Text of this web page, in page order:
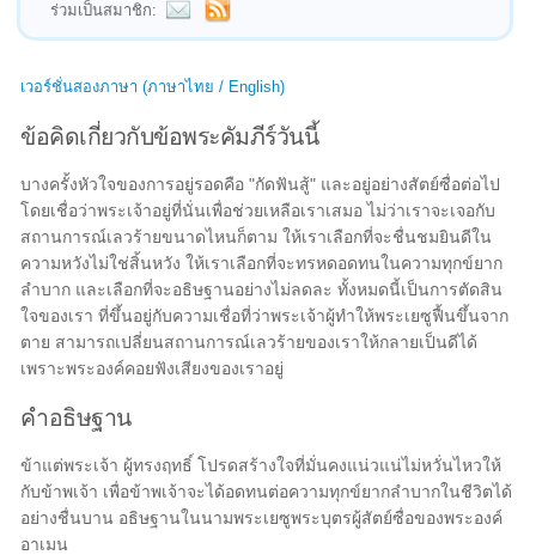
ร่วมเป็นสมาชิก:
เวอร์ชั่นสองภาษา (ภาษาไทย / English)
ข้อคิดเกี่ยวกับข้อพระคัมภีร์วันนี้
บางครั้งหัวใจของการอยู่รอดคือ "กัดฟันสู้" และอยู่อย่างสัตย์ซื่อต่อไป
โดยเชื่อว่าพระเจ้าอยู่ที่นั่นเพื่อช่วยเหลือเราเสมอ ไม่ว่าเราจะเจอกับ
สถานการณ์เลวร้ายขนาดไหนก็ตาม ให้เราเลือกที่จะชื่นชมยินดีใน
ความหวังไม่ใช่สิ้นหวัง ให้เราเลือกที่จะทรหดอดทนในความทุกข์ยาก
ลำบาก และเลือกที่จะอธิษฐานอย่างไม่ลดละ ทั้งหมดนี้เป็นการตัดสิน
ใจของเรา ที่ขึ้นอยู่กับความเชื่อที่ว่าพระเจ้าผู้ทำให้พระเยซูฟื้นขึ้นจาก
ตาย สามารถเปลี่ยนสถานการณ์เลวร้ายของเราให้กลายเป็นดีได้
เพราะพระองค์คอยฟังเสียงของเราอยู่
คำอธิษฐาน
ข้าแต่พระเจ้า ผู้ทรงฤทธิ์ โปรดสร้างใจที่มั่นคงแน่วแน่ไม่หวั่นไหวให้
กับข้าพเจ้า เพื่อข้าพเจ้าจะได้อดทนต่อความทุกข์ยากลำบากในชีวิตได้
อย่างชื่นบาน อธิษฐานในนามพระเยซูพระบุตรผู้สัตย์ซื่อของพระองค์
อาเมน